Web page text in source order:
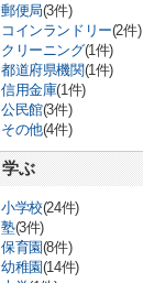
郵便局(3件)
コインランドリー(2件)
クリーニング(1件)
都道府県機関(1件)
信用金庫(1件)
公民館(3件)
その他(4件)
学ぶ
小学校(24件)
塾(3件)
保育園(8件)
幼稚園(14件)